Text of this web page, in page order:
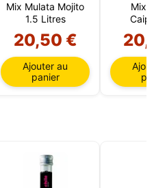
Mix Mulata Mojito
1.5 Litres
20,50 €
Ajouter au
panier
Mix
Litres
Ajouter